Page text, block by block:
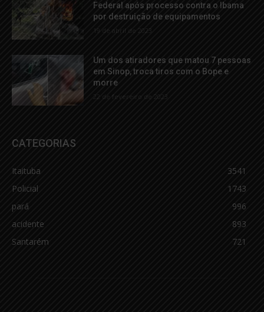
Federal após processo contra o Ibama
por destruição de equipamentos
19 de abril de 2023
Um dos atiradores que matou 7 pessoas
em Sinop, troca tiros com o Bope e
morre
22 de fevereiro de 2023
CATEGORIAS
Itaituba
3541
Policial
1743
pará
996
acidente
893
Santarém
721